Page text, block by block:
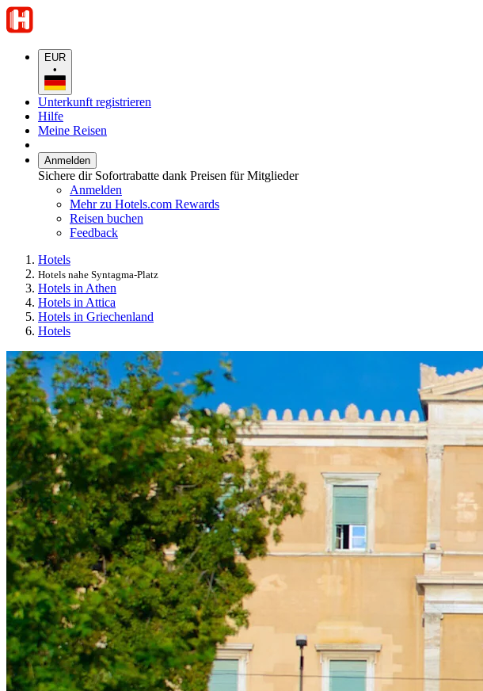
EUR
•
Unterkunft registrieren
Hilfe
Meine Reisen
Anmelden
Sichere dir Sofortrabatte dank Preisen für Mitglieder
Anmelden
Mehr zu Hotels.com Rewards
Reisen buchen
Feedback
Hotels
Hotels nahe Syntagma-Platz
Hotels in Athen
Hotels in Attica
Hotels in Griechenland
Hotels